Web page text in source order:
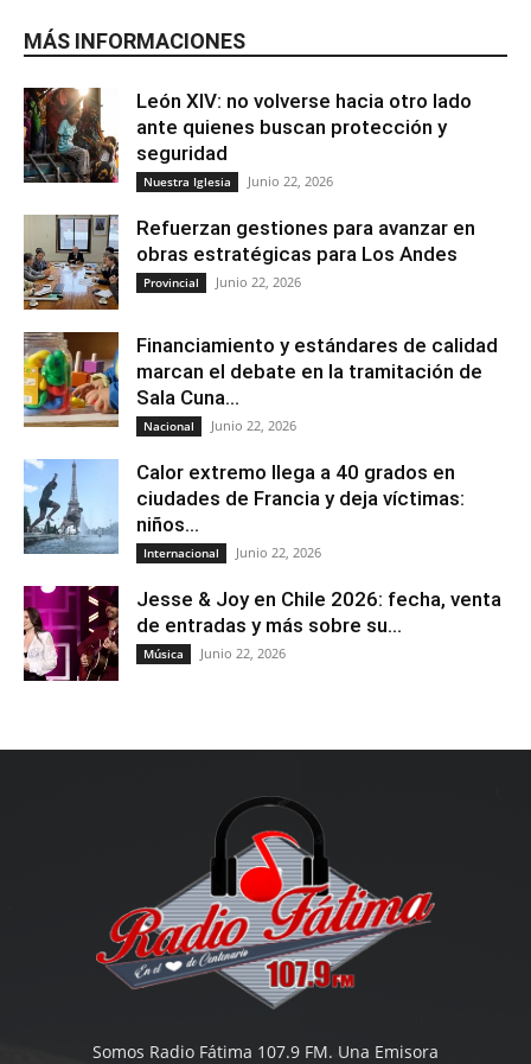
MÁS INFORMACIONES
León XIV: no volverse hacia otro lado
ante quienes buscan protección y
seguridad
Nuestra Iglesia Junio 22, 2026
Refuerzan gestiones para avanzar en
obras estratégicas para Los Andes
Provincial Junio 22, 2026
Financiamiento y estándares de calidad
marcan el debate en la tramitación de
Sala Cuna...
Nacional Junio 22, 2026
Calor extremo llega a 40 grados en
ciudades de Francia y deja víctimas:
niños...
Internacional Junio 22, 2026
Jesse & Joy en Chile 2026: fecha, venta
de entradas y más sobre su...
Música Junio 22, 2026
Somos Radio Fátima 107.9 FM. Una Emisora